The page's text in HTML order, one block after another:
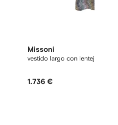
Missoni
vestido largo con lentejuelas
1.736 €